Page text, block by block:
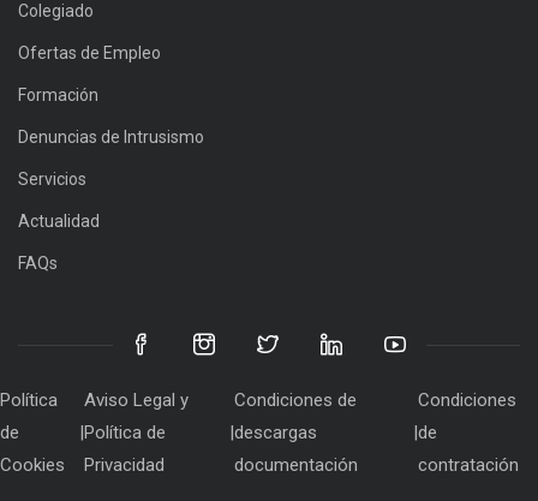
Colegiado
Ofertas de Empleo
Formación
Denuncias de Intrusismo
Servicios
Actualidad
FAQs
Política
de
Cookies
|
Aviso Legal y
Política de
Privacidad
|
Condiciones de
descargas
documentación
|
Condiciones
de
contratación